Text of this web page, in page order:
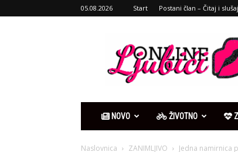
05.08.2026 Start Postani član – Čitaj i
online
NOVO ŽIVOTNO
Naslovnica ZANIMLJIVO Jedna namirnica